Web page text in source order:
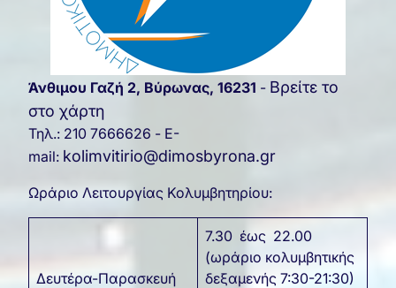
Άνθιμου Γαζή 2, Βύρωνας, 16231 - Βρείτε το
στο χάρτη
Τηλ.: 210 7666626 - E-
mail: kolimvitirio@dimosbyrona.gr
Ωράριο Λειτουργίας Κολυμβητηρίου:
Δευτέρα-Παρασκευή
7.30 έως 22.00
(ωράριο κολυμβητικής
δεξαμενής 7:30-21:30)